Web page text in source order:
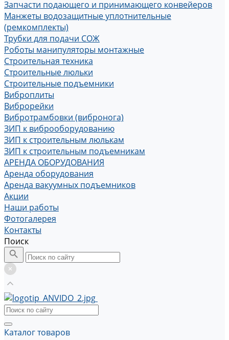
Запчасти подающего и принимающего конвейеров
Манжеты водозащитные уплотнительные
(ремкомплекты)
Трубки для подачи СОЖ
Роботы манипуляторы монтажные
Строительная техника
Строительные люльки
Строительные подъемники
Виброплиты
Виброрейки
Вибротрамбовки (вибронога)
ЗИП к виброоборудованию
ЗИП к строительным люлькам
ЗИП к строительным подъемникам
АРЕНДА ОБОРУДОВАНИЯ
Аренда оборудования
Аренда вакуумных подъемников
Акции
Наши работы
Фотогалерея
Контакты
Поиск
Каталог товаров